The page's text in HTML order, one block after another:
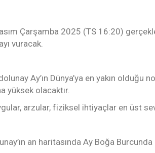
Çarşamba 2025 (TS 16:20)
vuracak.
Ay’ın Dünya’ya en yakın
yüksek olacaktır.
arzular, fiziksel ihtiyaçlar en üst
an haritasında Ay Boğa